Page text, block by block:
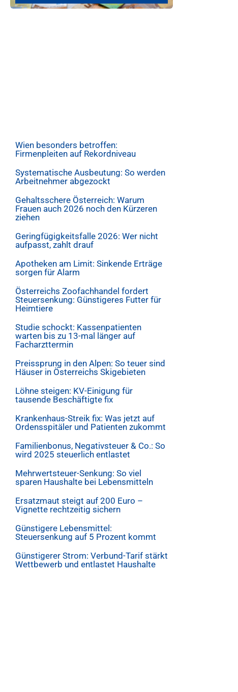
Wien besonders betroffen:
Firmenpleiten auf Rekordniveau
Systematische Ausbeutung: So werden
Arbeitnehmer abgezockt
Gehaltsschere Österreich: Warum
Frauen auch 2026 noch den Kürzeren
ziehen
Geringfügigkeitsfalle 2026: Wer nicht
aufpasst, zahlt drauf
Apotheken am Limit: Sinkende Erträge
sorgen für Alarm
Österreichs Zoofachhandel fordert
Steuersenkung: Günstigeres Futter für
Heimtiere
Studie schockt: Kassenpatienten
warten bis zu 13-mal länger auf
Facharzttermin
Preissprung in den Alpen: So teuer sind
Häuser in Österreichs Skigebieten
Löhne steigen: KV-Einigung für
tausende Beschäftigte fix
Krankenhaus-Streik fix: Was jetzt auf
Ordensspitäler und Patienten zukommt
Familienbonus, Negativsteuer & Co.: So
wird 2025 steuerlich entlastet
Mehrwertsteuer-Senkung: So viel
sparen Haushalte bei Lebensmitteln
Ersatzmaut steigt auf 200 Euro –
Vignette rechtzeitig sichern
Günstigere Lebensmittel:
Steuersenkung auf 5 Prozent kommt
Günstigerer Strom: Verbund-Tarif stärkt
Wettbewerb und entlastet Haushalte